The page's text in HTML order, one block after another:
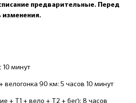
предварительные. П еред
10 минут
велогонка 90 км: 5 часов 10 минут
+ Т1 + вело + Т2 + бег): 8 часов